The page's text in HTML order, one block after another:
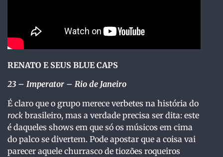
RENATO E SEUS BLUE CAPS
23 – Imperator – Rio de Janeiro
É claro que o grupo merece verbetes na história do
rock brasileiro, mas a verdade precisa ser dita: este
é daqueles shows em que só os músicos em cima
do palco se divertem. Pode apostar que a coisa vai
parecer aquele churrasco de tiozões roqueiros